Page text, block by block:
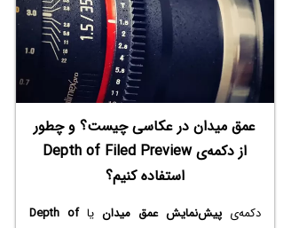
عمق میدان در عکاسی چیست؟ و چطور
از دکمه‌ی Depth of Filed Preview
استفاده کنیم؟
دکمه‌یپیش‌نمایش عمق میدان یاDepth of